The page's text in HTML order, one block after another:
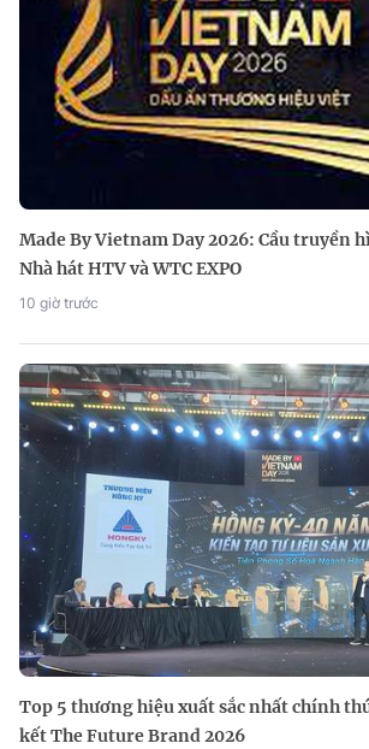
Made By Vietnam Day 2026: Cầu truyền
Nhà hát HTV và WTC EXPO
10 giờ trước
Top 5 thương hiệu xuất sắc nhất chính
kết The Future Brand 2026